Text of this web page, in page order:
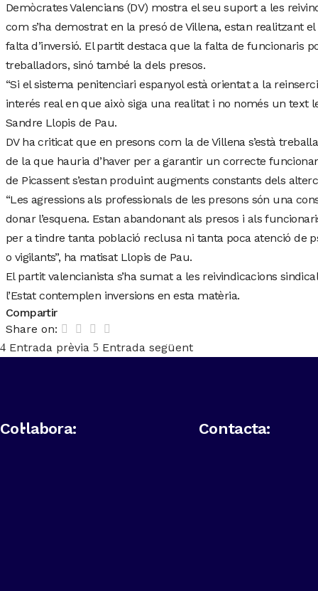
Demòcrates Valencians (DV) mostra el seu suport a les
com s’ha demostrat en la presó de Villena, estan realitzant
falta d’inversió. El partit destaca que la falta de funcionaris
treballadors, sinó també la dels presos.
“Si el sistema penitenciari espanyol està orientat a la
interés real en que això siga una realitat i no només un text
Sandre Llopis de Pau.
DV ha criticat que en presons com la de Villena s’està
de la que hauria d’haver per a garantir un correcte
de Picassent s’estan produint augments constants dels
“Les agressions als professionals de les presons són una
donar l’esquena. Estan abandonant als presos i als
per a tindre tanta població reclusa ni tanta poca atenció de
o vigilants”, ha matisat Llopis de Pau.
El partit valencianista s’ha sumat a les reivindicacions
l’Estat contemplen inversions en esta matèria.
Compartir
Share on:
Entrada prèvia
Entrada següent
Col·labora: Contacta: